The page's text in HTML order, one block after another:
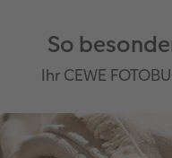
So
Ihr CEWE